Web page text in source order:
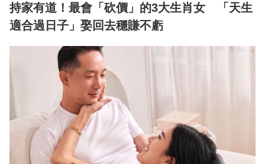
持家有道！最會「砍價」的3大生肖女 「天生
適合過日子」娶回去穩賺不虧